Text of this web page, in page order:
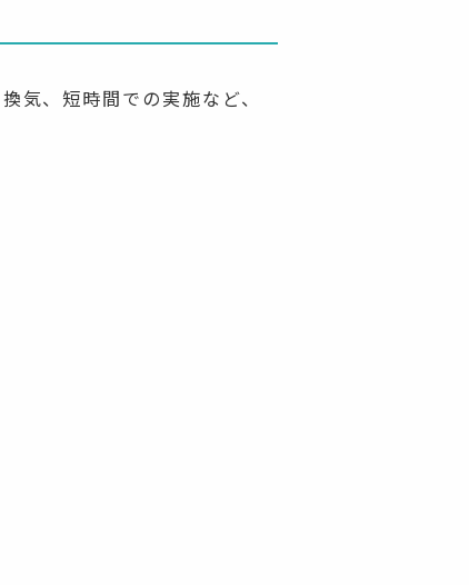
気、短時間での実施など、